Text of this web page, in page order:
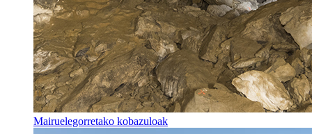
Mairuelegorretako kobazuloak